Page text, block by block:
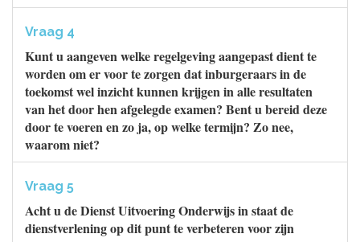
Vraag 4
Kunt u aangeven welke regelgeving aangepast dient te
worden om er voor te zorgen dat inburgeraars in de
toekomst wel inzicht kunnen krijgen in alle resultaten
van het door hen afgelegde examen? Bent u bereid deze
door te voeren en zo ja, op welke termijn? Zo nee,
waarom niet?
Vraag 5
Acht u de Dienst Uitvoering Onderwijs in staat de
dienstverlening op dit punt te verbeteren voor zijn